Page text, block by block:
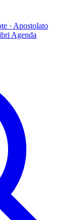
· Apostolato
Agenda